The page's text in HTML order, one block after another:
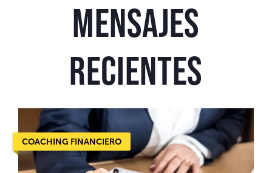
Mensajes
recientes
COACHING FINANCIERO